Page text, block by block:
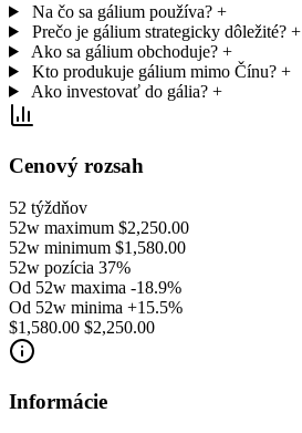
Na čo sa gálium používa? +
Prečo je gálium strategicky dôležité? +
Ako sa gálium obchoduje? +
Kto produkuje gálium mimo Čínu? +
Ako investovať do gália? +
Cenový rozsah
52 týždňov
52w maximum $2,250.00
52w minimum $1,580.00
52w pozícia 37%
Od 52w maxima -18.9%
Od 52w minima +15.5%
$1,580.00 $2,250.00
Informácie